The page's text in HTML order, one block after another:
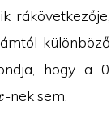
rákövetkezője,
különböző
hogy a 0
-nek sem.